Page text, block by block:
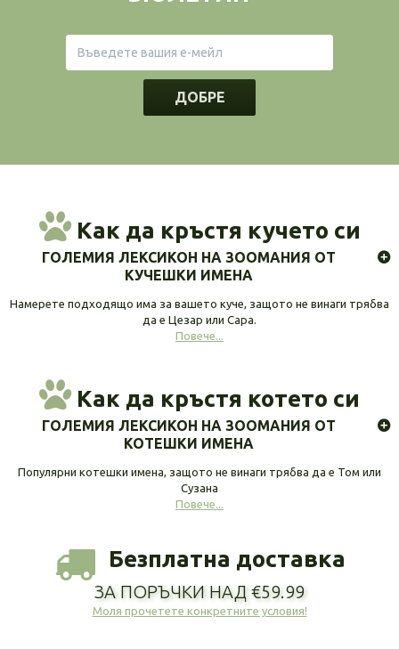
ДОБРЕ
Как да кръстя кучето си
ГОЛЕМИЯ ЛЕКСИКОН НА ЗООМАНИЯ ОТ
КУЧЕШКИ ИМЕНА
Намерете подходящо има за вашето куче, защото не винаги трябва
да е Цезар или Сара.
Повече...
Как да кръстя котето си
ГОЛЕМИЯ ЛЕКСИКОН НА ЗООМАНИЯ ОТ
КОТЕШКИ ИМЕНА
Популярни котешки имена, защото не винаги трябва да е Том или
Сузана
Повече...
Безплатна доставка
ЗА ПОРЪЧКИ НАД €59.99
Моля прочетете конкретните условия!